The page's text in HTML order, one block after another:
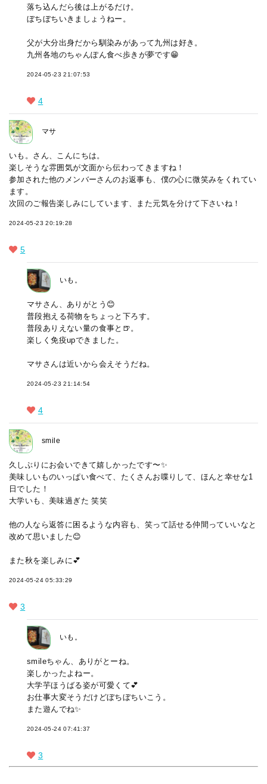
落ち込んだら後は上がるだけ。
ぼちぼちいきましょうねー。
父が大分出身だから馴染みがあって九州は好き。
九州各地のちゃんぽん食べ歩きが夢です😁
2024-05-23 21:07:53
4
マサ
いも。さん、こんにちは。
楽しそうな雰囲気が文面から伝わってきますね！
参加された他のメンバーさんのお返事も、僕の心に微笑みをくれてい
ます。
次回のご報告楽しみにしています、また元気を分けて下さいね！
2024-05-23 20:19:28
5
いも。
マサさん、ありがとう😊
普段抱える荷物をちょっと下ろす。
普段ありえない量の食事と🍺。
楽しく免疫upできました。
マサさんは近いから会えそうだね。
2024-05-23 21:14:54
4
smile
久しぶりにお会いできて嬉しかったです〜✨
美味しいものいっぱい食べて、たくさんお喋りして、ほんと幸せな1
日でした！
大学いも、美味過ぎた 笑笑
他の人なら返答に困るような内容も、笑って話せる仲間っていいなと
改めて思いました😊
また秋を楽しみに💕
2024-05-24 05:33:29
3
いも。
smileちゃん、ありがとーね。
楽しかったよねー。
大学芋ほうばる姿が可愛くて💕
お仕事大変そうだけどぼちぼちいこう。
また遊んでね✨
2024-05-24 07:41:37
3